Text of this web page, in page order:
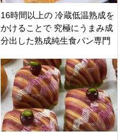
16時間以上の 冷蔵低温熟成を
かけることで 究極にうまみ成
分出した熟成純生食パン専門
のキューブ食パンも岡山市北
区問屋町